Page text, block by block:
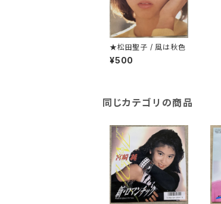
★松田聖子 / 風は秋色
¥500
同じカテゴリの商品